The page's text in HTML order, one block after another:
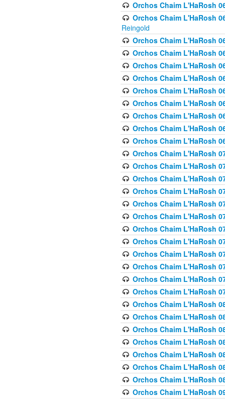
Orchos Chaim L'HaRosh
Orchos Chaim L'HaRosh
Reingold
Orchos Chaim L'HaRosh
Orchos Chaim L'HaRosh
Orchos Chaim L'HaRosh
Orchos Chaim L'HaRosh
Orchos Chaim L'HaRosh
Orchos Chaim L'HaRosh
Orchos Chaim L'HaRosh
Orchos Chaim L'HaRosh
Orchos Chaim L'HaRosh
Orchos Chaim L'HaRosh
Orchos Chaim L'HaRosh
Orchos Chaim L'HaRosh
Orchos Chaim L'HaRosh
Orchos Chaim L'HaRosh
Orchos Chaim L'HaRosh
Orchos Chaim L'HaRosh
Orchos Chaim L'HaRosh
Orchos Chaim L'HaRosh
Orchos Chaim L'HaRosh
Orchos Chaim L'HaRosh
Orchos Chaim L'HaRosh
Orchos Chaim L'HaRosh
Orchos Chaim L'HaRosh
Orchos Chaim L'HaRosh
Orchos Chaim L'HaRosh
Orchos Chaim L'HaRosh
Orchos Chaim L'HaRosh
Orchos Chaim L'HaRosh
Orchos Chaim L'HaRosh